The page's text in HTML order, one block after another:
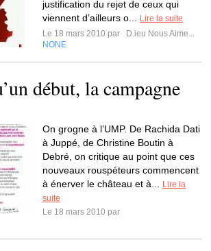
justification du rejet de ceux qui
viennent d’ailleurs o...
Lire la suite
Le 18 mars 2010 par
D.ieu Nous Aime...
NONE
début, la campagne
On grogne à l’UMP. De Rachida Dati
à Juppé, de Christine Boutin à
Debré, on critique au point que ces
nouveaux rouspéteurs commencent
à énerver le château et à...
Lire la
suite
Le 18 mars 2010 par